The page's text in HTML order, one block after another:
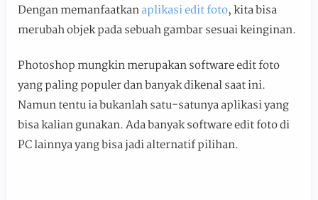
Dengan memanfaatkanaplikasi edit foto, kita bisa
merubah objek pada sebuah gambar sesuai keinginan.
Photoshop mungkin merupakan software edit foto
yang paling populer dan banyak dikenal saat ini.
Namun tentu ia bukanlah satu-satunya aplikasi yang
bisa kalian gunakan. Ada banyak software edit foto di
PC lainnya yang bisa jadi alternatif pilihan.